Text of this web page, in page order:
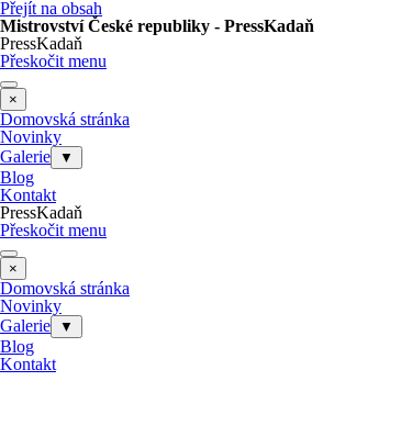
Přejít na obsah
Mistrovství České republiky - PressKadaň
PressKadaň
Přeskočit menu
×
Domovská stránka
Novinky
Galerie
▼
Blog
Kontakt
PressKadaň
Přeskočit menu
×
Domovská stránka
Novinky
Galerie
▼
Blog
Kontakt